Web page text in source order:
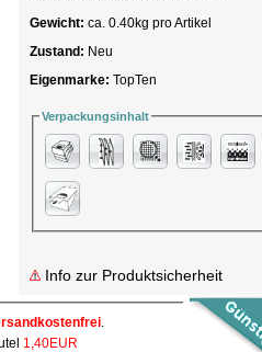
Gewicht: ca. 0.40kg pro Artikel
Zustand: Neu
Eigenmarke: TopTen
Verpackungsinhalt
Info zur Produktsicherheit
1,40EUR